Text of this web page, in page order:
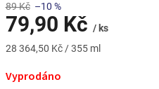
89 Kč –10 %
79,90 Kč / ks
Měrná
28 364,50 Kč / 355 ml
Vyprodáno